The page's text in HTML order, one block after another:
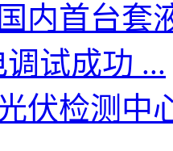
内首台套
试成功 ...
伏检测中